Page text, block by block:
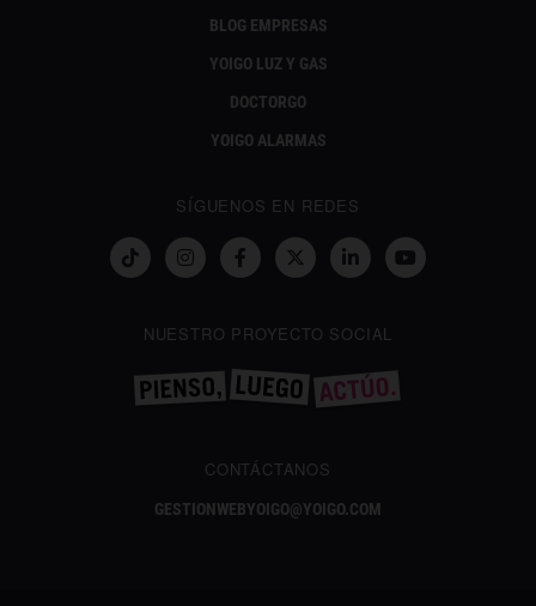
BLOG EMPRESAS
YOIGO LUZ Y GAS
DOCTORGO
YOIGO ALARMAS
SÍGUENOS EN REDES
NUESTRO PROYECTO SOCIAL
CONTÁCTANOS
GESTIONWEBYOIGO@YOIGO.COM